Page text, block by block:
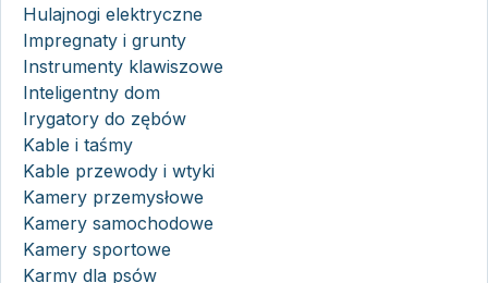
Hulajnogi elektryczne
Impregnaty i grunty
Instrumenty klawiszowe
Inteligentny dom
Irygatory do zębów
Kable i taśmy
Kable przewody i wtyki
Kamery przemysłowe
Kamery samochodowe
Kamery sportowe
Karmy dla psów